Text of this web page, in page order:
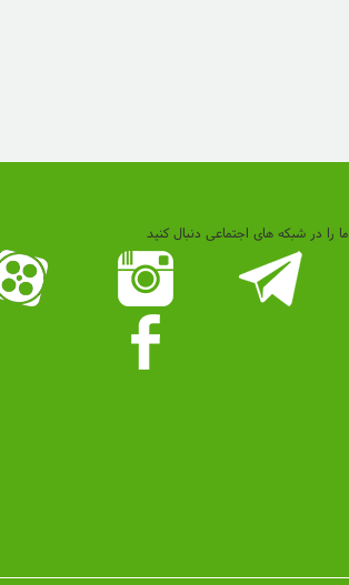
ما را در شبکه های اجتماعی دنبال کنید